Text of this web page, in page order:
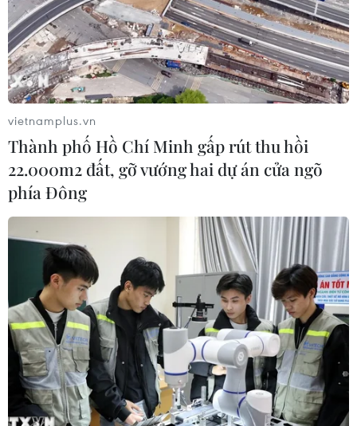
vietnamplus.vn
Thành phố Hồ Chí Minh gấp rút thu hồi
22.000m2 đất, gỡ vướng hai dự án cửa ngõ
phía Đông